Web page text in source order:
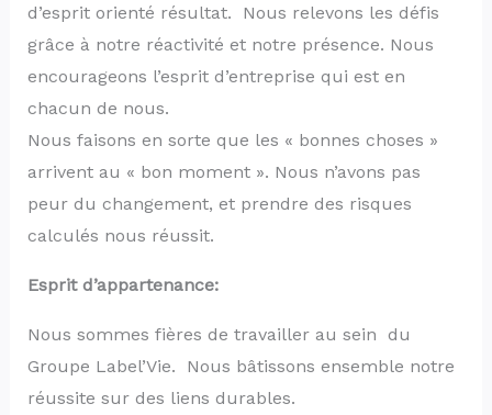
d’esprit orienté résultat. Nous relevons les défis
grâce à notre réactivité et notre présence. Nous
encourageons l’esprit d’entreprise qui est en
chacun de nous.
Nous faisons en sorte que les « bonnes choses »
arrivent au « bon moment ». Nous n’avons pas
peur du changement, et prendre des risques
calculés nous réussit.
Esprit d’appartenance:
Nous sommes fières de travailler au sein du
Groupe Label’Vie. Nous bâtissons ensemble notre
réussite sur des liens durables.